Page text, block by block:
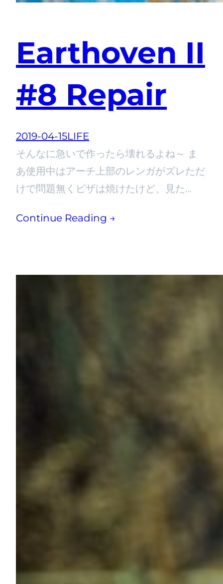
Earthoven II
#8 Repair
2019-04-15LIFE
そんなに急いで作ったら壊れるよね～ ま
あ使用中はアーチ上部のレンガがズレただ
けで問題無くピザは焼けたけど、見た…
Continue Reading →